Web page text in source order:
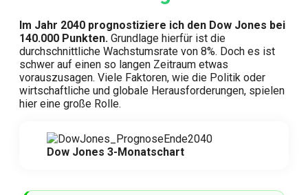
Im Jahr 2040 prognostiziere ich den Dow Jones bei
140.000 Punkten. Grundlage hierfür ist die
durchschnittliche Wachstumsrate von 8%. Doch es ist
schwer auf einen so langen Zeitraum etwas
vorauszusagen. Viele Faktoren, wie die Politik oder
wirtschaftliche und globale Herausforderungen, spielen
hier eine große Rolle.
Dow Jones 3-Monatschart